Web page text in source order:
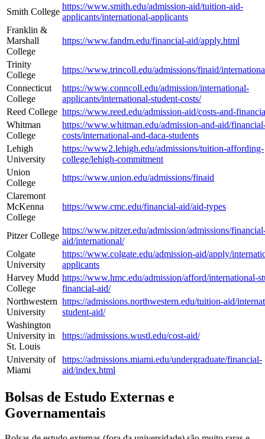
Smith College
https://www.smith.edu/admission-aid/tuition-aid-
applicants/international-applicants
Franklin &
Marshall
College
https://www.fandm.edu/financial-aid/apply.html
Trinity
College
https://www.trincoll.edu/admissions/finaid/
Connecticut
College
https://www.conncoll.edu/admission/international-
applicants/international-student-costs/
Reed College https://www.reed.edu/admission-aid/costs-and-
Whitman
College
https://www.whitman.edu/admission-and-aid/
costs/international-and-daca-students
Lehigh
University
https://www2.lehigh.edu/admissions/tuition-affording-
college/lehigh-commitment
Union
College
https://www.union.edu/admissions/finaid
Claremont
McKenna
College
https://www.cmc.edu/financial-aid/aid-types
Pitzer College
https://www.pitzer.edu/admission/admissions/
aid/international/
Colgate
University
https://www.colgate.edu/admission-aid/apply/
applicants
Harvey Mudd
College
https://www.hmc.edu/admission/afford/international-
financial-aid/
Northwestern
University
https://admissions.northwestern.edu/tuition-aid/
student-aid/
Washington
University in
St. Louis
https://admissions.wustl.edu/cost-aid/
University of
Miami
https://admissions.miami.edu/undergraduate/financial-
aid/index.html
Bolsas de Estudo Externas e
Governamentais